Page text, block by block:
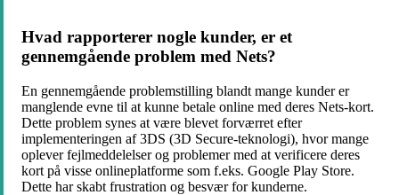
Hvad rapporterer nogle kunder, er et
gennemgående problem med Nets?
En gennemgående problemstilling blandt mange kunder er
manglende evne til at kunne betale online med deres Nets-kort.
Dette problem synes at være blevet forværret efter
implementeringen af 3DS (3D Secure-teknologi), hvor mange
oplever fejlmeddelelser og problemer med at verificere deres
kort på visse onlineplatforme som f.eks. Google Play Store.
Dette har skabt frustration og besvær for kunderne.